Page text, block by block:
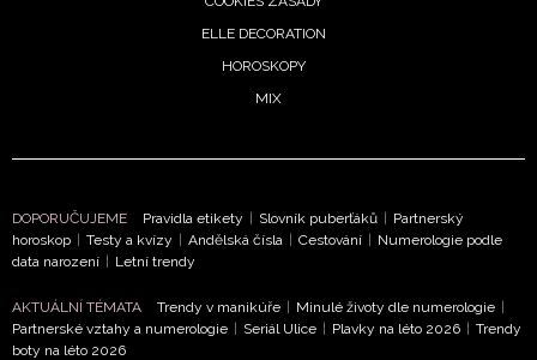
ELLE DECORATION
HOROSKOPY
MIX
DOPORUČUJEME Pravidla etikety | Slovník puberťáků | Partnerský
horoskop | Testy a kvízy | Andělská čísla | Cestování | Numerologie podle
data narození | Letní trendy
AKTUÁLNÍ TÉMATA Trendy v manikúře | Minulé životy dle numerologie |
Partnerské vztahy a numerologie | Seriál Ulice | Plavky na léto 2026 | Trendy
boty na léto 2026